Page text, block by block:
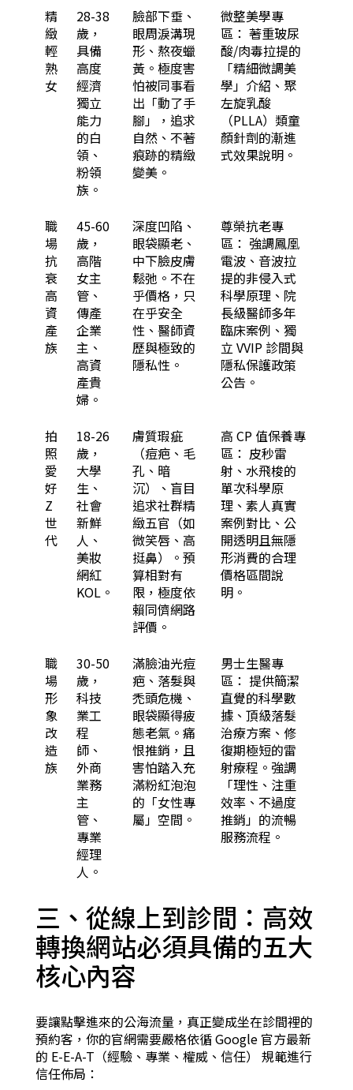
精
緻
輕
熟
女
28-38
歲，
具備
高度
經濟
獨立
能力
的白
領、
粉領
族。
臉部下垂、
眼周淚溝現
形、熬夜蠟
黃。極度害
怕被同事看
出「動了手
腳」，追求
自然、不著
痕跡的精緻
變美。
微整美學專
區： 著重玻尿
酸/肉毒拉提的
「精細微調美
學」介紹、聚
左旋乳酸
（PLLA）類童
顏針劑的漸進
式效果說明。
職
場
抗
衰
高
資
產
族
45-60
歲，
高階
女主
管、
傳產
企業
主、
高資
產貴
婦。
深度凹陷、
眼袋顯老、
中下臉皮膚
鬆弛。不在
乎價格，只
在乎安全
性、醫師資
歷與極致的
隱私性。
尊榮抗老專
區： 強調鳳凰
電波、音波拉
提的非侵入式
科學原理、院
長級醫師多年
臨床案例、獨
立 VVIP 診間與
隱私保護政策
公告。
拍
照
愛
好
Z
世
代
18-26
歲，
大學
生、
社會
新鮮
人、
美妝
網紅
KOL。
膚質瑕疵
（痘疤、毛
孔、暗
沉）、盲目
追求社群精
緻五官（如
微笑唇、高
挺鼻）。預
算相對有
限，極度依
賴同儕網路
評價。
高 CP 值保養專
區： 皮秒雷
射、水飛梭的
單次科學原
理、素人真實
案例對比、公
開透明且無隱
形消費的合理
價格區間說
明。
職
場
形
象
改
造
族
30-50
歲，
科技
業工
程
師、
外商
業務
主
管、
專業
經理
人。
滿臉油光痘
疤、落髮與
禿頭危機、
眼袋顯得疲
態老氣。痛
恨推銷，且
害怕踏入充
滿粉紅泡泡
的「女性專
屬」空間。
男士生醫專
區： 提供簡潔
直覺的科學數
據、頂級落髮
治療方案、修
復期極短的雷
射療程。強調
「理性、注重
效率、不過度
推銷」的流暢
服務流程。
三、從線上到診間：高效
轉換網站必須具備的五大
核心內容
要讓點擊進來的公海流量，真正變成坐在診間裡的
預約客，你的官網需要嚴格依循 Google 官方最新
的 E-E-A-T（經驗、專業、權威、信任） 規範進行
信任佈局：